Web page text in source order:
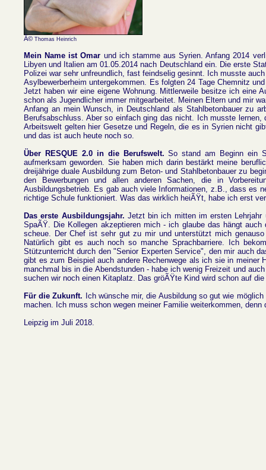
Â© Thomas Heinrich
Mein Name ist Omar und ich stamme aus Syrien. Anfang 2014
Libyen und Italien am 01.05.2014 nach Deutschland ein. Die erste
Polizei war sehr unfreundlich, fast feindselig gesinnt. Ich musste
Asylbewerberheim untergekommen. Es folgten 24 Tage Chemnitz
Jetzt haben wir eine eigene Wohnung. Mittlerweile besitze ich eine
schon als Jugendlicher immer mitgearbeitet. Meinen Eltern und mir
Anfang an mein Wunsch, in Deutschland als Stahlbetonbauer zu
Berufsabschluss. Aber so einfach ging das nicht. Ich musste
Arbeitswelt gelten hier Gesetze und Regeln, die es in Syrien nicht
und das ist auch heute noch so.
Über RESQUE 2.0 in die Berufswelt. So stand am Beginn ein
aufmerksam geworden. Sie haben mich darin bestärkt meine
dreijährige duale Ausbildung zum Beton- und Stahlbetonbauer zu
den Bewerbungen und allen anderen Sachen, die in
Ausbildungsbetrieb. Es gab auch viele Informationen, z.B., dass es
richtige Schule funktioniert. Was das wirklich heiÃŸt, habe ich erst
Das erste Ausbildungsjahr. Jetzt bin ich mitten im ersten
SpaÃŸ. Die Kollegen akzeptieren mich - ich glaube das hängt
scheue. Der Chef ist sehr gut zu mir und unterstützt mich
Natürlich gibt es auch noch so manche Sprachbarriere. Ich
Stützunterricht durch den "Senior Experten Service", den mir auch
gibt es zum Beispiel auch andere Rechenwege als ich sie in
manchmal bis in die Abendstunden - habe ich wenig Freizeit und
suchen wir noch einen Kitaplatz. Das gröÃŸte Kind wird schon auf
Für die Zukunft. Ich wünsche mir, die Ausbildung so gut wie
machen. Ich muss schon wegen meiner Familie weiterkommen,
Leipzig im Juli 2018.